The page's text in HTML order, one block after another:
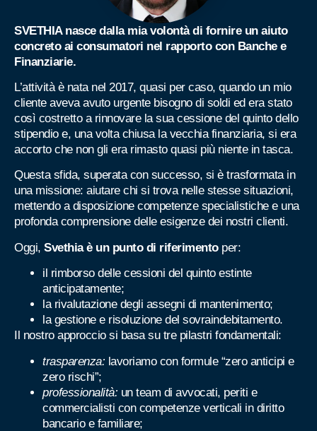
SVETHIA nasce dalla mia volontà di fornire un aiuto
concreto ai consumatori nel rapporto con Banche e
Finanziarie.
L’attività è nata nel 2017, quasi per caso, quando un mio
cliente aveva avuto urgente bisogno di soldi ed era stato
così costretto a rinnovare la sua cessione del quinto dello
stipendio e, una volta chiusa la vecchia finanziaria, si era
accorto che non gli era rimasto quasi più niente in tasca.
Questa sfida, superata con successo, si è trasformata in
una missione: aiutare chi si trova nelle stesse situazioni,
mettendo a disposizione competenze specialistiche e una
profonda comprensione delle esigenze dei nostri clienti.
Oggi, Svethia è un punto di riferimentoper:
il rimborso delle cessioni del quinto estinte
anticipatamente;
la rivalutazione degli assegni di mantenimento;
la gestione e risoluzione del sovraindebitamento.
Il nostro approccio si basa su tre pilastri fondamentali:
trasparenza: lavoriamo con formule “zero anticipi e
zero rischi”;
professionalità: un team di avvocati, periti e
commercialisti con competenze verticali in diritto
bancario e familiare;